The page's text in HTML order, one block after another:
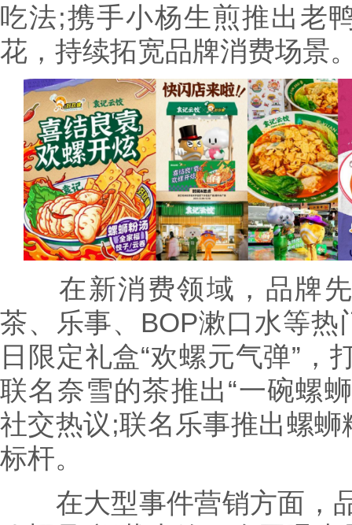
吃法;携手小杨生煎推出老
花，持续拓宽品牌消费场景
在新消费领域，品牌先
茶、乐事、BOP漱口水等
日限定礼盒“欢螺元气弹”
联名奈雪的茶推出“一碗螺
社交热议;联名乐事推出螺
标杆。
在大型事件营销方面，品